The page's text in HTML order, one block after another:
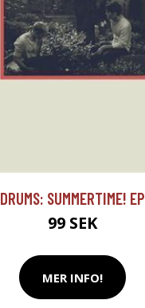
DRUMS: SUMMERTIME! EP
99 SEK
MER INFO!